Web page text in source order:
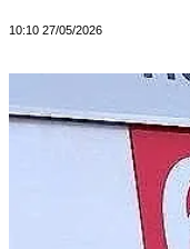
10:10 27/05/2026